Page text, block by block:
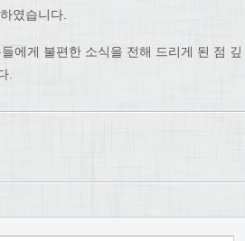
였습니다.
에게 불편한 소식을 전해 드리게 된 점 깊
.